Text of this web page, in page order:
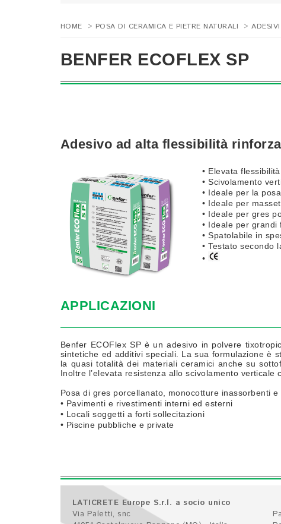
HOME > POSA DI CERAMICA E PIETRE NATURALI >
BENFER ECOFLEX SP
Adesivo ad alta flessibilità
• Elevata flessibilità
• Scivolamento
• Ideale per la
• Ideale per
• Ideale per gres
• Ideale per grandi
• Spatolabile in
• Testato secondo
•
APPLICAZIONI
Benfer ECOFlex SP è un adesivo in polvere
sintetiche ed additivi speciali. La sua formulazione è
la quasi totalità dei materiali ceramici anche su
Inoltre l’elevata resistenza allo scivolamento verticale
Posa di gres porcellanato, monocotture inassorbenti
• Pavimenti e rivestimenti interni ed esterni
• Locali soggetti a forti sollecitazioni
• Piscine pubbliche e private
LATICRETE Europe S.r.l. a socio unico
Via Paletti, snc